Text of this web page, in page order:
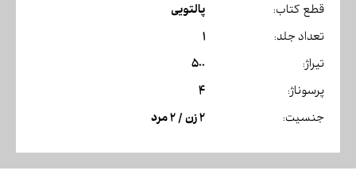
قطع کتاب: پالتویی
تعداد جلد: 1
تیراژ: 500
پرسوناژ: 4
جنسیت: 2 زن / 2 مرد